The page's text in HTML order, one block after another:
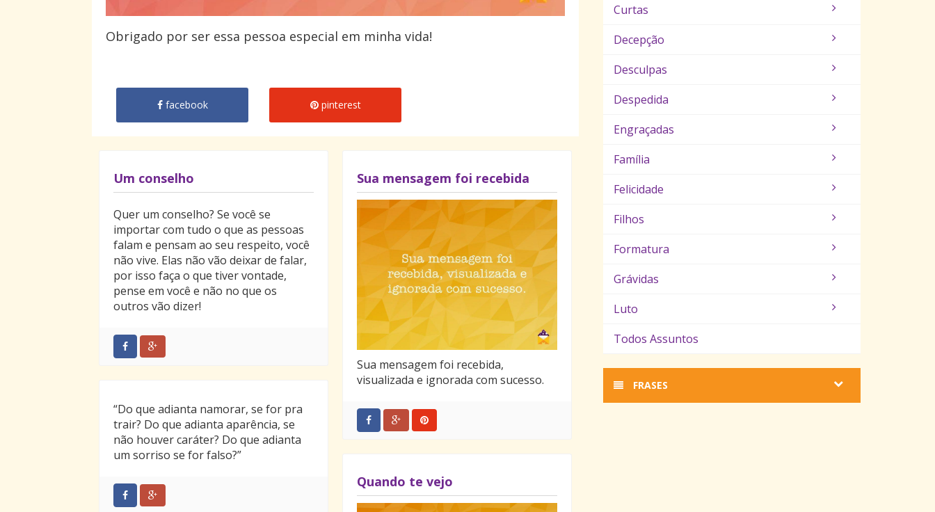
Obrigado por ser essa pessoa especial em minha vida!
facebook pinterest
Um conselho
Quer um conselho? Se você se
importar com tudo o que as pessoas
falam e pensam ao seu respeito, você
não vive. Elas não vão deixar de falar,
por isso faça o que tiver vontade,
pense em você e não no que os
outros vão dizer!
Sua mensagem foi recebida
Sua mensagem foi recebida,
visualizada e ignorada com sucesso.
“Do que adianta namorar, se for pra
trair? Do que adianta aparência, se
não houver caráter? Do que adianta
um sorriso se for falso?”
Quando te vejo
Curtas
Decepção
Desculpas
Despedida
Engraçadas
Família
Felicidade
Filhos
Formatura
Grávidas
Luto
Todos Assuntos
FRASES